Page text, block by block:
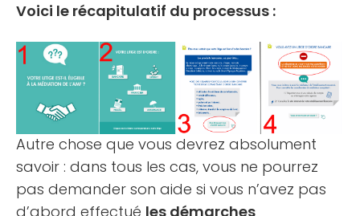
Voici le récapitulatif du processus :
Autre chose que vous devrez absolument
savoir : dans tous les cas, vous ne pourrez
pas demander son aide si vous n’avez pas
d’abord effectué les démarches